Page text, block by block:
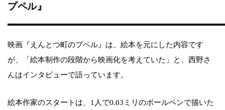
プペル』
映画『えんとつ町のプペル』は、絵本を元にした内容です
が、「絵本制作の段階から映画化を考えていた」と、西野さ
んはインタビューで語っています。
絵本作家のスタートは、1人で0.03ミリのボールペンで描いた